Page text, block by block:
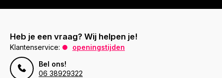
Heb je een vraag? Wij helpen je!
Klantenservice:
openingstijden
Bel ons!
06 38929322